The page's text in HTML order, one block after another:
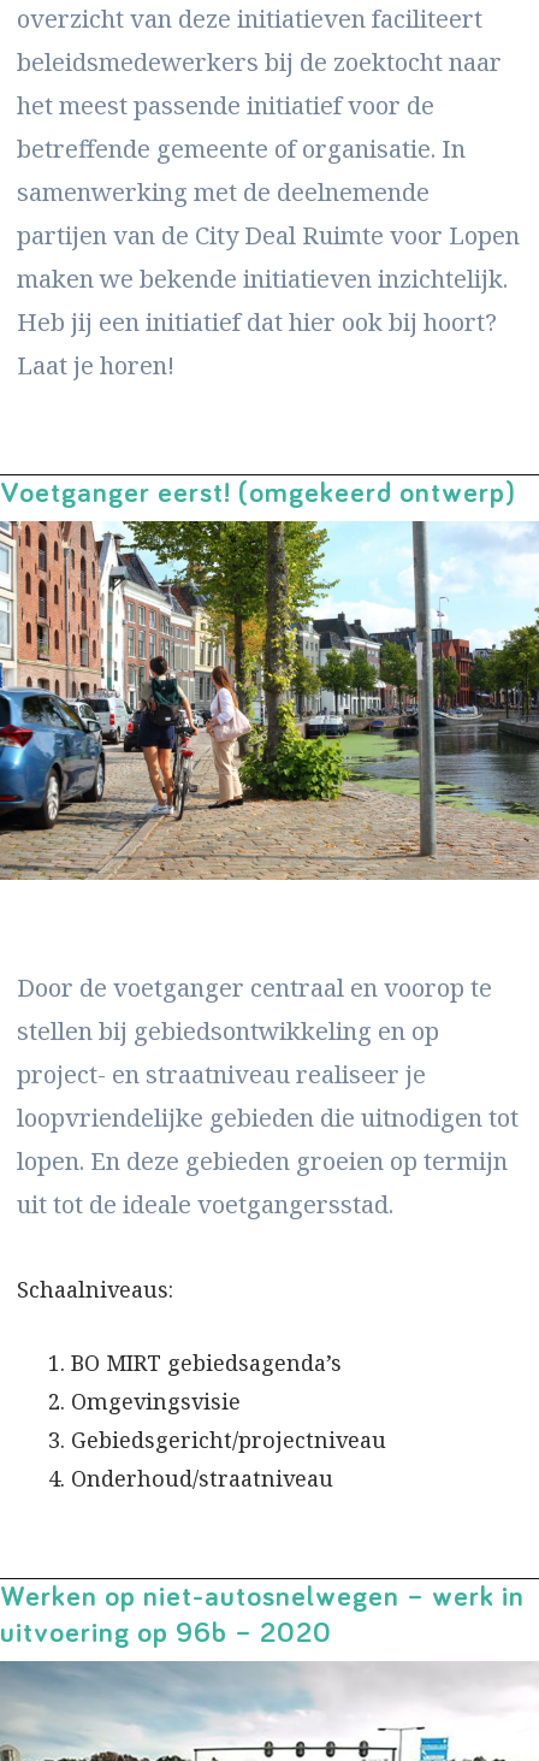
overzicht van deze initiatieven faciliteert
beleidsmedewerkers bij de zoektocht naar
het meest passende initiatief voor de
betreffende gemeente of organisatie. In
samenwerking met de deelnemende
partijen van de City Deal Ruimte voor Lopen
maken we bekende initiatieven inzichtelijk.
Heb jij een initiatief dat hier ook bij hoort?
Laat je horen!
Voetganger eerst! (omgekeerd ontwerp)
Door de voetganger centraal en voorop te
stellen bij gebiedsontwikkeling en op
project- en straatniveau realiseer je
loopvriendelijke gebieden die uitnodigen tot
lopen. En deze gebieden groeien op termijn
uit tot de ideale voetgangersstad.
Schaalniveaus:
BO MIRT gebiedsagenda’s
Omgevingsvisie
Gebiedsgericht/projectniveau
Onderhoud/straatniveau
Werken op niet-autosnelwegen – werk in
uitvoering op 96b – 2020